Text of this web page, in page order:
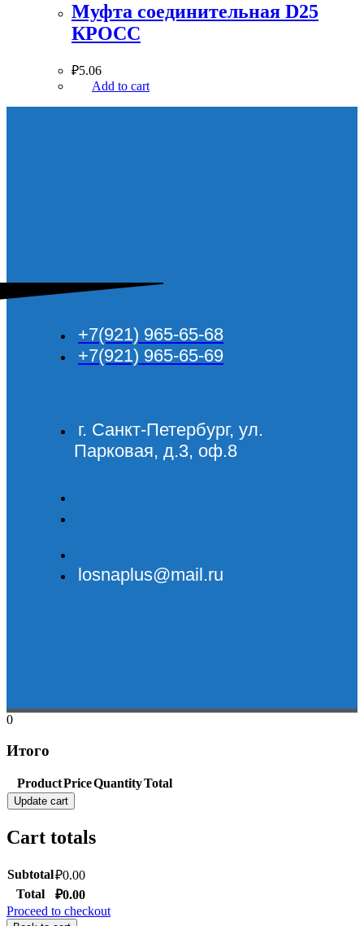
Муфта соединительная D25
КРОСС
₽5.06
Add to cart
+7(921) 965-65-68
+7(921) 965-65-69
г. Санкт-Петербург, ул.
Парковая, д.3, оф.8
losnaplus@mail.ru
0
Итого
ProductPriceQuantityTotal
Update cart
Cart totals
Subtotal₽0.00
Total
₽0.00
Proceed to checkout